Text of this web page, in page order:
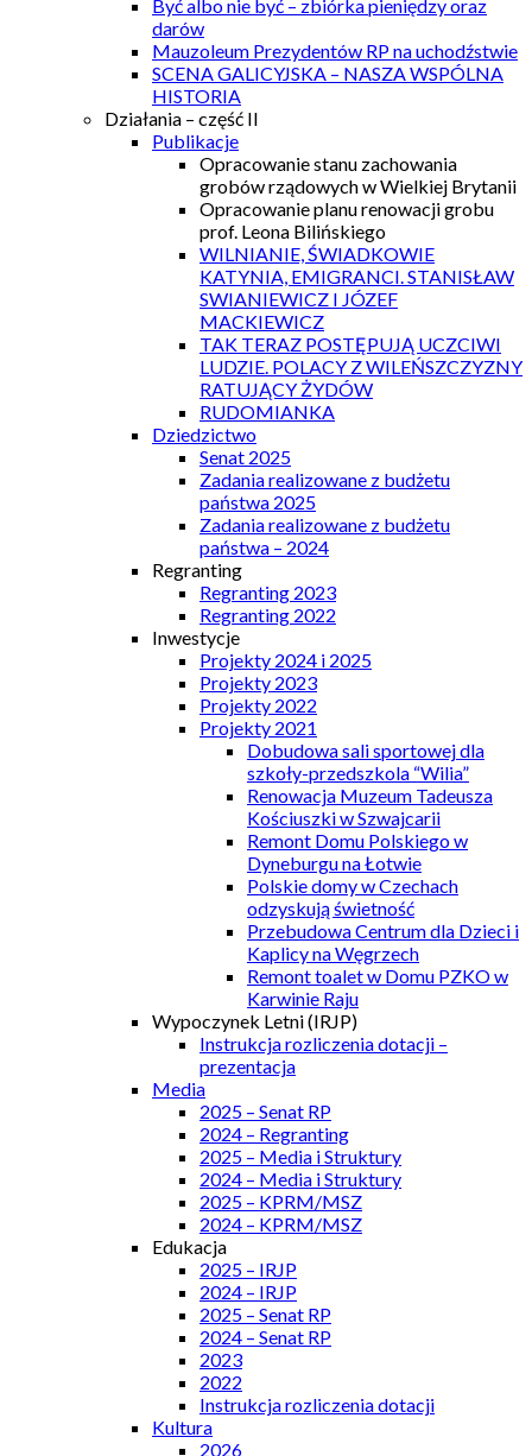
Być albo nie być – zbiórka pieniędzy oraz
darów
Mauzoleum Prezydentów RP na uchodźstwie
SCENA GALICYJSKA – NASZA WSPÓLNA
HISTORIA
Działania – część II
Publikacje
Opracowanie stanu zachowania
grobów rządowych w Wielkiej Brytanii
Opracowanie planu renowacji grobu
prof. Leona Bilińskiego
WILNIANIE, ŚWIADKOWIE
KATYNIA, EMIGRANCI. STANISŁAW
SWIANIEWICZ I JÓZEF
MACKIEWICZ
TAK TERAZ POSTĘPUJĄ UCZCIWI
LUDZIE. POLACY Z WILEŃSZCZYZNY
RATUJĄCY ŻYDÓW
RUDOMIANKA
Dziedzictwo
Senat 2025
Zadania realizowane z budżetu
państwa 2025
Zadania realizowane z budżetu
państwa – 2024
Regranting
Regranting 2023
Regranting 2022
Inwestycje
Projekty 2024 i 2025
Projekty 2023
Projekty 2022
Projekty 2021
Dobudowa sali sportowej dla
szkoły-przedszkola “Wilia”
Renowacja Muzeum Tadeusza
Kościuszki w Szwajcarii
Remont Domu Polskiego w
Dyneburgu na Łotwie
Polskie domy w Czechach
odzyskują świetność
Przebudowa Centrum dla Dzieci i
Kaplicy na Węgrzech
Remont toalet w Domu PZKO w
Karwinie Raju
Wypoczynek Letni (IRJP)
Instrukcja rozliczenia dotacji –
prezentacja
Media
2025 – Senat RP
2024 – Regranting
2025 – Media i Struktury
2024 – Media i Struktury
2025 – KPRM/MSZ
2024 – KPRM/MSZ
Edukacja
2025 – IRJP
2024 – IRJP
2025 – Senat RP
2024 – Senat RP
2023
2022
Instrukcja rozliczenia dotacji
Kultura
2026